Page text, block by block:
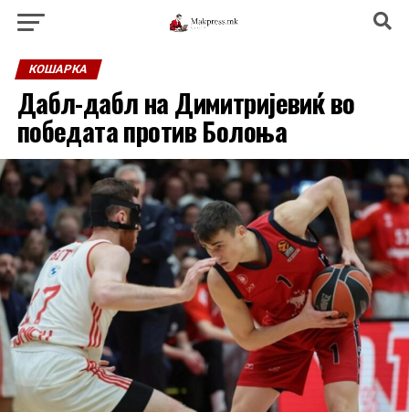
КОШАРКА
Дабл-дабл на Димитријевиќ во
победата против Болоња